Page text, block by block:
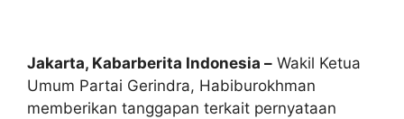
Jakarta, Kabarberita Indonesia – Wakil Ketua
Umum Partai Gerindra, Habiburokhman
memberikan tanggapan terkait pernyataan